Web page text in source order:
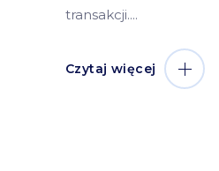
transakcji.
Czytaj więcej